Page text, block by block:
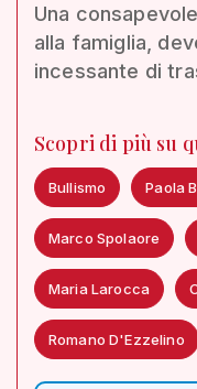
Una
alla famiglia,
incessante di
Scopri di più su
Bullismo Paola
Marco Spolaore
Maria Larocca
Romano D'Ezzelino